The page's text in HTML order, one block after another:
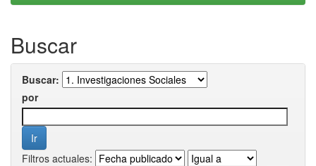
Buscar
Buscar:
por
Filtros actuales: